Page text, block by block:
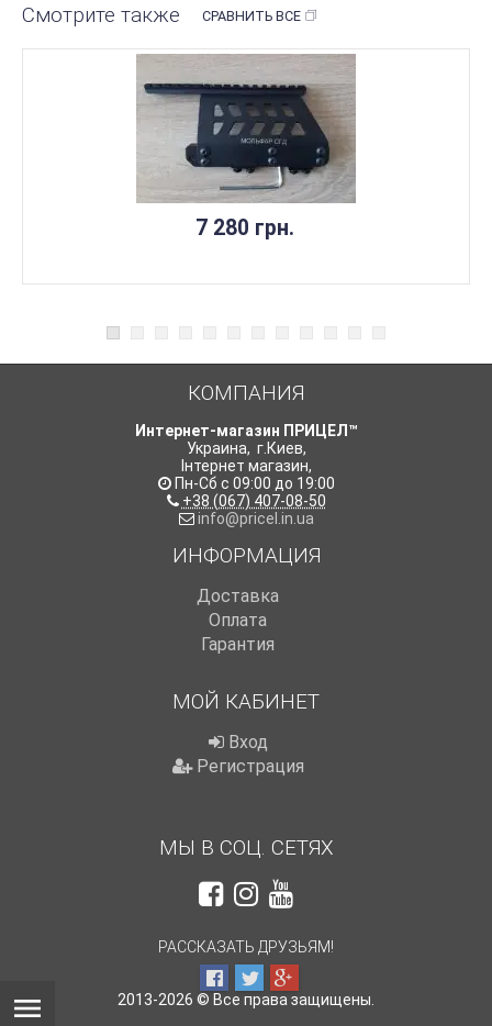
Смотрите также СРАВНИТЬ ВСЕ
7 280 грн.
КОМПАНИЯ
Интернет-магазин ПРИЦЕЛ™
Украина, г.Киев,
Інтернет магазин,
Пн-Сб с 09:00 до 19:00
+38 (067) 407-08-50
info@pricel.in.ua
ИНФОРМАЦИЯ
Доставка
Оплата
Гарантия
МОЙ КАБИНЕТ
Вход
Регистрация
МЫ В СОЦ. СЕТЯХ
РАССКАЗАТЬ ДРУЗЬЯМ!
2013-2026 © Все права защищены.